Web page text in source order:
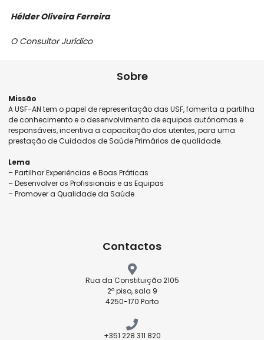
Hélder Oliveira Ferreira
O Consultor Jurídico
Sobre
Missão
A USF-AN tem o papel de representação das USF, fomenta a partilha
de conhecimento e o desenvolvimento de equipas autónomas e
responsáveis, incentiva a capacitação dos utentes, para uma
prestação de Cuidados de Saúde Primários de qualidade.
Lema
– Partilhar Experiências e Boas Práticas
– Desenvolver os Profissionais e as Equipas
– Promover a Qualidade da Saúde
Contactos
Rua da Constituição 2105
2º piso, sala 9
4250-170 Porto
+351 228 311 820